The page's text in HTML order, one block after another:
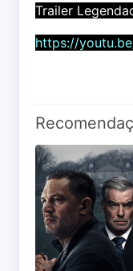
Trailer
https://